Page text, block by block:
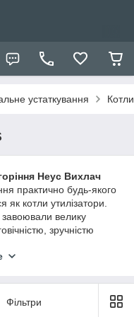
устаткування Котли
Неус Вихлач
практично будь-якого
котли утилізатори.
завоювали велику
зручністю
сталі з товщиною 5-7
Фільтри